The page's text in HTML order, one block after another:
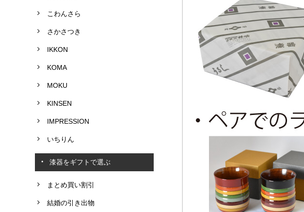
こわんさら
さかさつき
IKKON
KOMA
MOKU
KINSEN
IMPRESSION
いちりん
漆器をギフトで選ぶ
まとめ買い割引
結婚の引き出物